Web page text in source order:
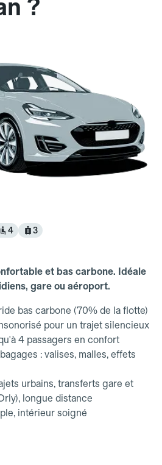
?
4 3
et bas carbone. Idéale
gare ou aéroport.
bas carbone (70% de la flotte)
pour un trajet silencieux
4 passagers en confort
: valises, malles, effets
urbains, transferts gare et
longue distance
intérieur soigné